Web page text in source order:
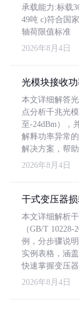
承载能力:标载
49吨 c)符合国
轴荷限值标准
2026年8月4日
光模块接收
本文详细解答
点分析千兆光
至-24dBm），
解释功率异常
解决方案，帮
2026年8月4日
干式变压器
本文详细解析
（GB/T
例，分步骤说
实例表格，涵
快速掌握变压
2026年8月4日